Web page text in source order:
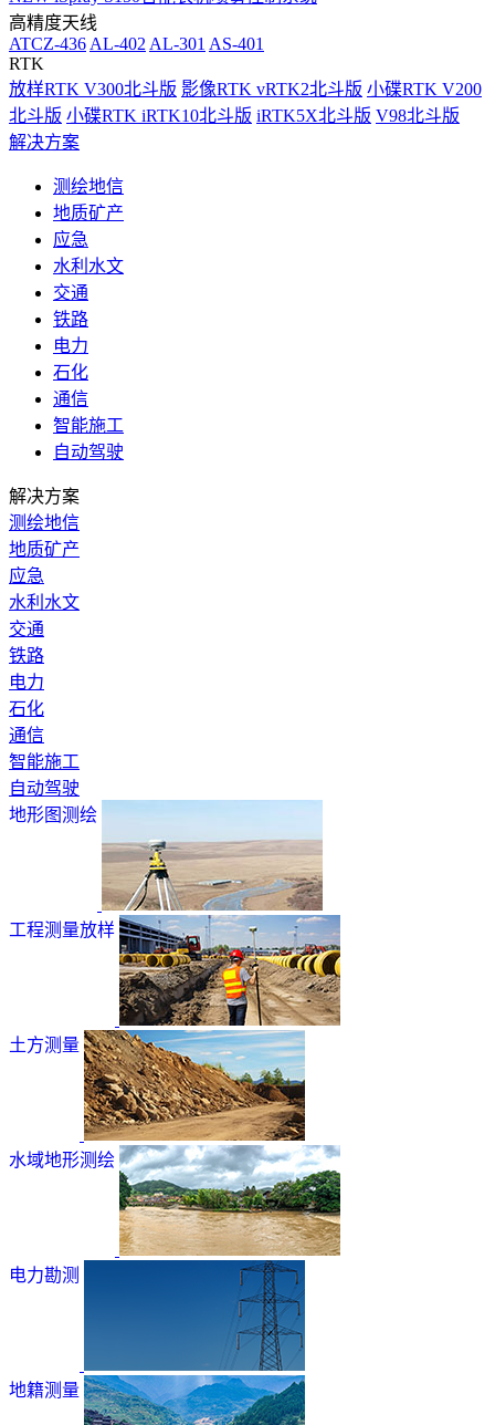
高精度天线
ATCZ-436 AL-402 AL-301 AS-401
RTK
放样RTK V300北斗版 影像RTK vRTK2北斗版 小碟RTK V200
北斗版 小碟RTK iRTK10北斗版 iRTK5X北斗版 V98北斗版
解决方案
测绘地信
地质矿产
应急
水利水文
交通
铁路
电力
石化
通信
智能施工
自动驾驶
解决方案
测绘地信
地质矿产
应急
水利水文
交通
铁路
电力
石化
通信
智能施工
自动驾驶
地形图测绘
工程测量放样
土方测量
水域地形测绘
电力勘测
地籍测量